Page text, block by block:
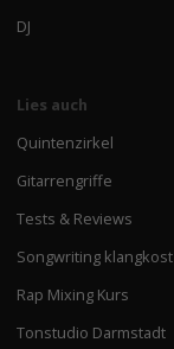
DJ
Lies auch
Quintenzirkel
Gitarrengriffe
Tests & Reviews
Songwriting klangkost
Rap Mixing Kurs
Tonstudio Darmstadt